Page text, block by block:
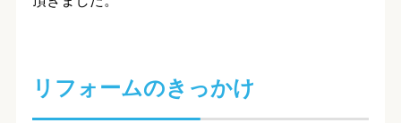
リフォームのきっかけ